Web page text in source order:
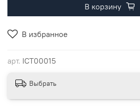
В избранное
арт. ICT00015
В корзину
Выбрать